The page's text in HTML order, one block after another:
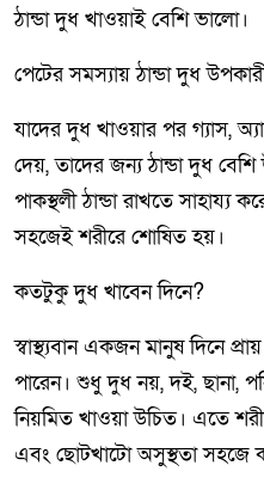
ঠান্ডা দুধ খাওয়াই বেশি ভালো।
পেটের সমস্যায় ঠান্ডা দুধ
যাদের দুধ খাওয়ার পর গ্যাস,
দেয়, তাদের জন্য ঠান্ডা দুধ
পাকস্থলী ঠান্ডা রাখতে সাহায্য
সহজেই শরীরে শোষিত হয়।
কতটুকু দুধ খাবেন দিনে?
স্বাস্থ্যবান একজন মানুষ দিনে
পারেন। শুধু দুধ নয়, দই, ছানা,
নিয়মিত খাওয়া উচিত। এতে
এবং ছোটখাটো অসুস্থতা সহজে